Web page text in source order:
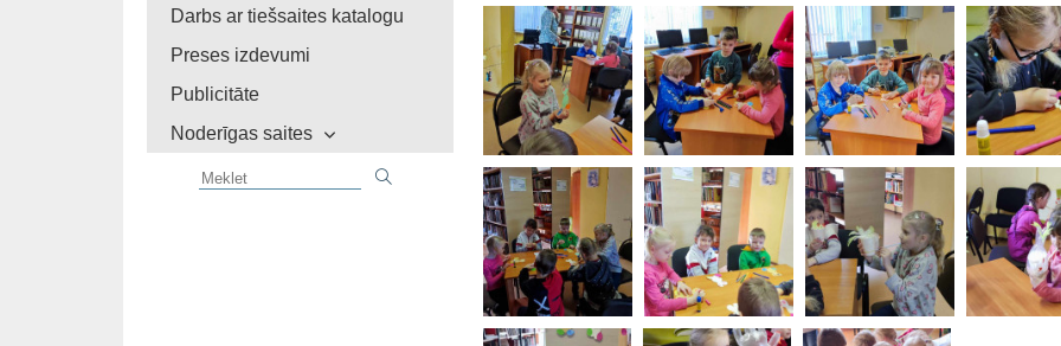
Darbs ar tiešsaites katalogu
Preses izdevumi
Publicitāte
Noderīgas saites